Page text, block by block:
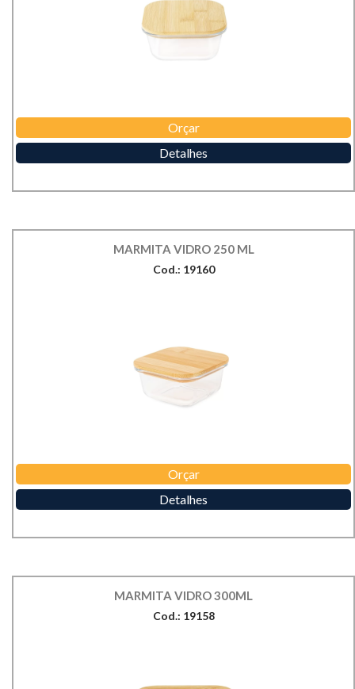
Orçar
Detalhes
MARMITA VIDRO 250 ML
Cod.: 19160
Orçar
Detalhes
MARMITA VIDRO 300ML
Cod.: 19158